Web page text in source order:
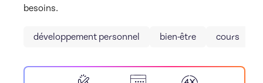
besoins.
développement personnel bien-être cours